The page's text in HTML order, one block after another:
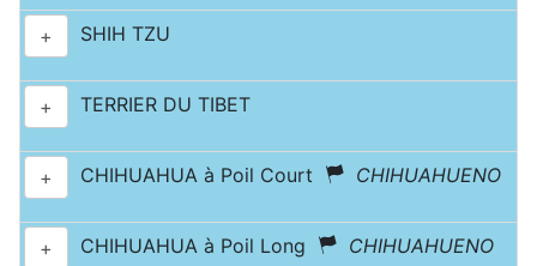
+ SHIH TZU
+ TERRIER DU TIBET
+ CHIHUAHUA à Poil Court CHIHUAHUENO
+ CHIHUAHUA à Poil Long CHIHUAHUENO